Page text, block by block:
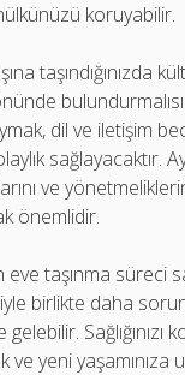
koruyabilir.
taşındığınızda
dil ve iletişim
sağlayacaktır.
ve
önemlidir.
eve taşınma süreci
birlikte daha
Sağlığınızı
ve yeni yaşamınıza